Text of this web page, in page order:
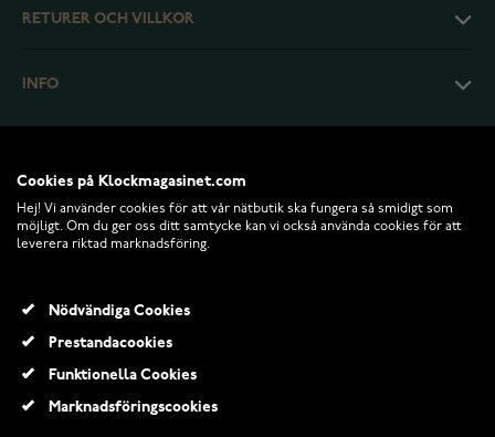
RETURER OCH VILLKOR
INFO
© 2026 Klockmagasinet.com
Cookies på Klockmagasinet.com
Hej! Vi använder cookies för att vår nätbutik ska fungera så smidigt som
möjligt. Om du ger oss ditt samtycke kan vi också använda cookies för att
leverera riktad marknadsföring.
Nödvändiga Cookies
Prestandacookies
Funktionella Cookies
Marknadsföringscookies